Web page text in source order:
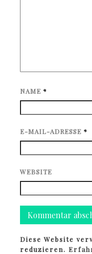
NAME *
E-MAIL-ADRESSE *
WEBSITE
Diese Website
reduzieren.